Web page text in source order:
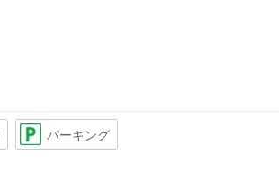
パーキング